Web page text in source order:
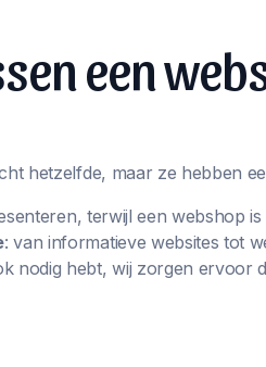
een
hetzelfde, maar ze hebben
terwijl een webshop
: van informatieve websites tot
nodig hebt, wij zorgen ervoor